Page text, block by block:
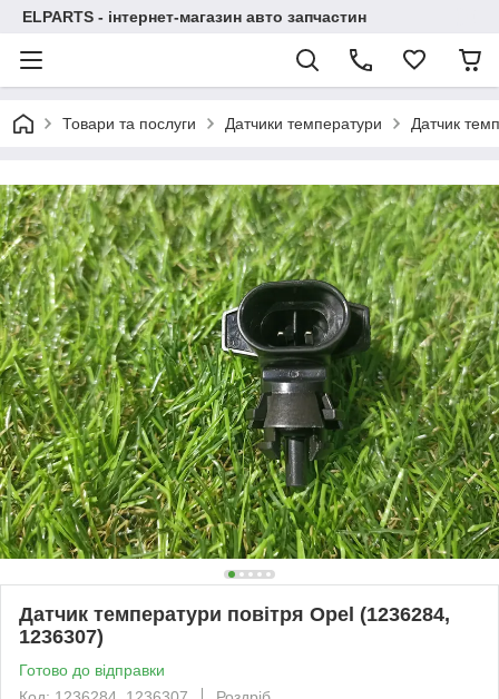
ELPARTS - інтернет-магазин авто запчастин
Товари та послуги Датчики температури Датчик
Датчик температури повітря Opel (1236284,
1236307)
Готово до відправки